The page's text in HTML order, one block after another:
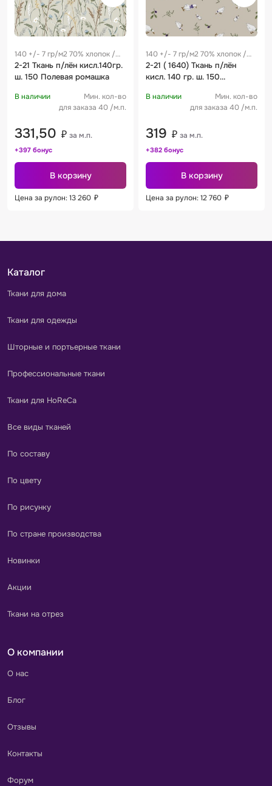
140 +/- 7 гр/м2 70% хлопок /
30% лен 0.27 м
2-21 Ткань п/лён кисл.140гр.
ш. 150 Полевая ромашка
В наличии
Мин. кол-во
для заказа 40 /м.п.
331,50 ₽ за м.п.
+397 бонус
В корзину
Цена за рулон: 13 260 ₽
140 +/- 7 гр/м2 70% хлопок /
30% лен 0.27 м
2-21 ( 1640) Ткань п/лён
кисл. 140 гр. ш. 150
В наличии
Мин. кол-во
для заказа 40 /м.п.
319 ₽ за м.п.
+382 бонус
В корзину
Цена за рулон: 12 760 ₽
Каталог
Ткани для дома
Ткани для одежды
Шторные и портьерные ткани
Профессиональные ткани
Ткани для HoReCa
Все виды тканей
По составу
По цвету
По рисунку
По стране производства
Новинки
Акции
Ткани на отрез
О компании
О нас
Блог
Отзывы
Контакты
Форум